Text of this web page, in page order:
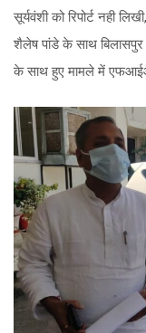
सूर्यवंशी को रिपोर्ट नही
शैलेष पांडे के साथ बिलासपुर
के साथ हुए मामले में